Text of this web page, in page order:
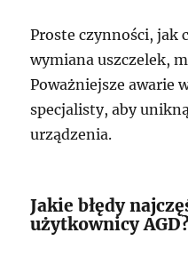
Proste czynności, jak
wymiana uszczelek,
Poważniejsze awarie
specjalisty, aby
urządzenia.
Jakie błędy
użytkownicy